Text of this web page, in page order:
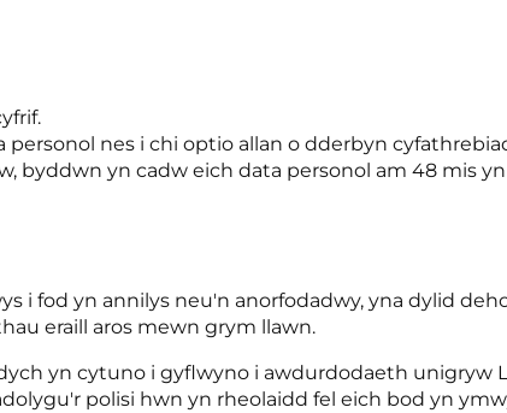
nes i chi optio allan o dderbyn
byddwn yn cadw eich data personol am 48 mis
i fod yn annilys neu'n anorfodadwy, yna dylid
eraill aros mewn grym llawn.
yn cytuno i gyflwyno i awdurdodaeth unigryw
polisi hwn yn rheolaidd fel eich bod yn